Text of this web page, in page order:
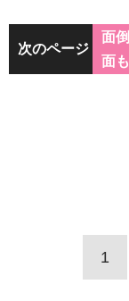
次のページ
面
面も
1